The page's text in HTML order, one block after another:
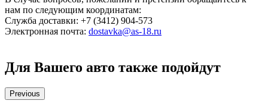
нам по следующим координатам:
Служба доставки: +7 (3412) 904-573
Электронная почта: dostavka@as-18.ru
Для Вашего авто также подойдут
Previous